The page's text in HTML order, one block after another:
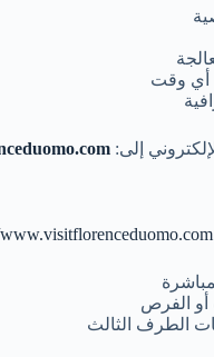
أي وقت
إلى:
أو الفرص
الطرف الثالث